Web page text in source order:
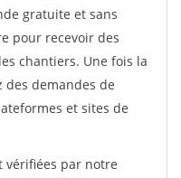
gratuite et sans
pour recevoir des
chantiers. Une fois la
des demandes de
et sites de
vérifiées par notre